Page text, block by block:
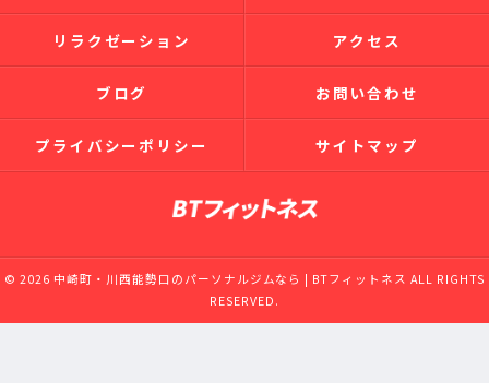
リラクゼーション アクセス
ブログ お問い合わせ
プライバシーポリシー サイトマップ
© 2026 中崎町・川西能勢口のパーソナルジムなら | BTフィットネス ALL RIGHTS
RESERVED.